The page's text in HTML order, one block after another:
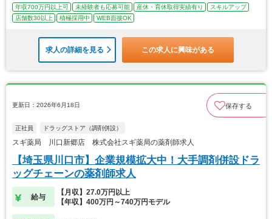
年収700万円以上可 未経験者も応募可能 産休・育休取得実績有り
スキルアップ
店舗数30以上
積極採用中 WEB面接OK
求人の詳細を見る この求人に興味がある
更新日：2026年6月18日 保存する
正社員 ドラッグストア（調剤併設）
スギ薬局 川口新郷店 株式会社スギ薬局の薬剤師求人
【埼玉県川口市】企業規模拡大中！大手調剤併設ドラ
ッグチェーンの薬剤師求人
給与
【月収】27.0万円以上
【年収】400万円～740万円モデル